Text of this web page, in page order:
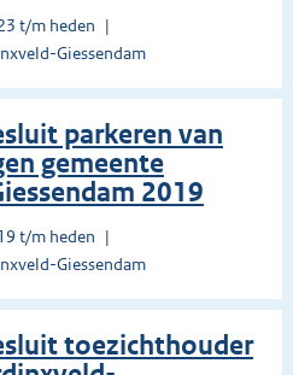
t/m heden
Giessendam
parkeren van
gemeente
2019
t/m heden
Giessendam
toezichthouder